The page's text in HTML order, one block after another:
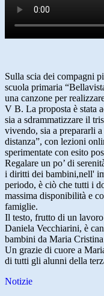
Sulla scia dei compagni
scuola primaria
una canzone per
V B. La proposta è stata
sia a sdrammatizzare il
vivendo, sia a prepararli
distanza”, con lezioni
sperimentate con esito
Regalare un po’ di
i diritti dei bambini,nell'
periodo, è ciò che tutti i
massima disponibilità e
famiglie.
Il testo, frutto di un
Daniela Vecchiarini, è
bambini da Maria
Un grazie di cuore a
di tutti gli alunni della
Notizie